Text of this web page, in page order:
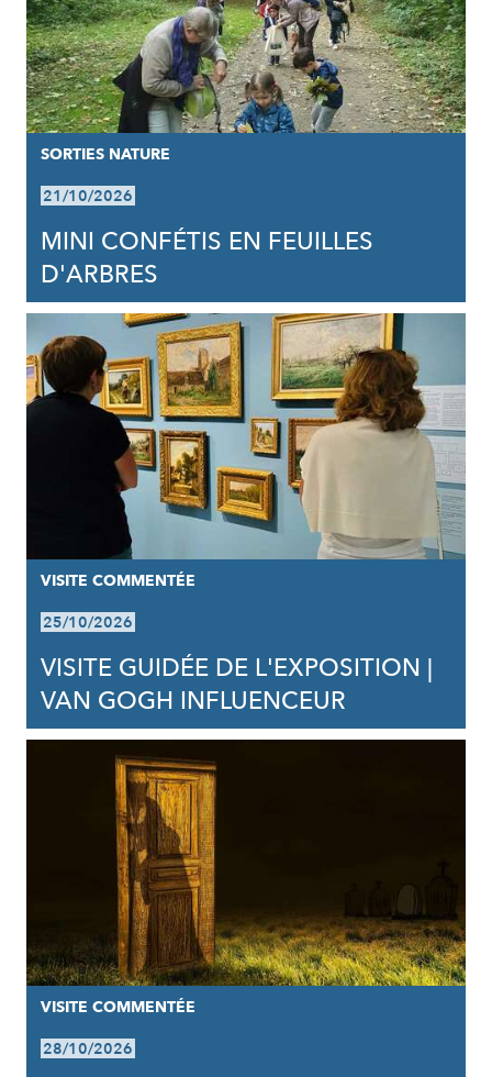
SORTIES NATURE
21/10/2026
MINI CONFÉTIS EN FEUILLES
D'ARBRES
VISITE COMMENTÉE
25/10/2026
VISITE GUIDÉE DE L'EXPOSITION |
VAN GOGH INFLUENCEUR
VISITE COMMENTÉE
28/10/2026